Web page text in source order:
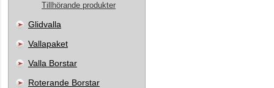
Tillhörande produkter
Glidvalla
Vallapaket
Valla Borstar
Roterande Borstar